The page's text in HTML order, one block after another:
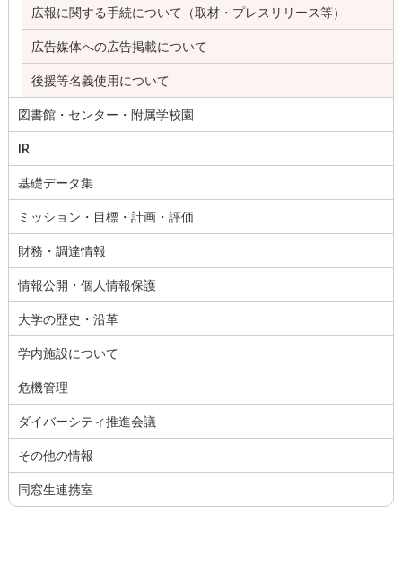
広報に関する手続について（取材・プレスリリース等）
広告媒体への広告掲載について
後援等名義使用について
図書館・センター・附属学校園
IR
基礎データ集
ミッション・目標・計画・評価
財務・調達情報
情報公開・個人情報保護
大学の歴史・沿革
学内施設について
危機管理
ダイバーシティ推進会議
その他の情報
同窓生連携室